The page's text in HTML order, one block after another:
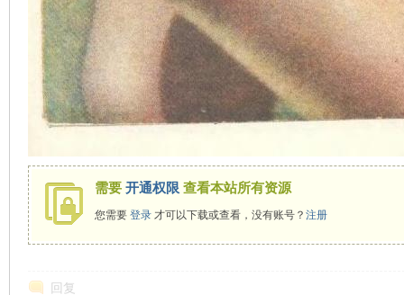
需要 开通权限 查看本站所有资源
您需要 登录才可以下载或查看，没有账号？ 注册
回复